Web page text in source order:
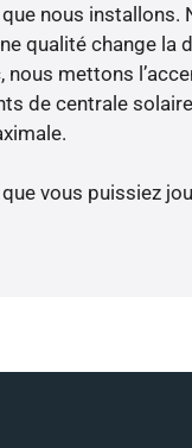
nous installons.
qualité change la
nous mettons
de centrale
vous puissiez